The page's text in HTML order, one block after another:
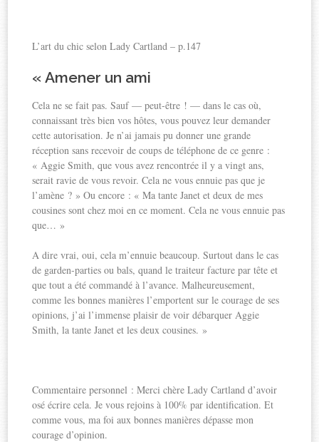
L’art du chic selon Lady Cartland – p.147
«Amener un ami
Cela ne se fait pas. Sauf — peut-être ! — dans le cas où,
connaissant très bien vos hôtes, vous pouvez leur demander
cette autorisation. Je n’ai jamais pu donner une grande
réception sans recevoir de coups de téléphone de ce genre :
« Aggie Smith, que vous avez rencontrée il y a vingt ans,
serait ravie de vous revoir. Cela ne vous ennuie pas que je
l’amène ? » Ou encore : « Ma tante Janet et deux de mes
cousines sont chez moi en ce moment. Cela ne vous ennuie pas
que… »
A dire vrai, oui, cela m’ennuie beaucoup. Surtout dans le cas
de garden-parties ou bals, quand le traiteur facture par tête et
que tout a été commandé à l’avance. Malheureusement,
comme les bonnes manières l’emportent sur le courage de ses
opinions, j’ai l’immense plaisir de voir débarquer Aggie
Smith, la tante Janet et les deux cousines. »
Commentaire personnel : Merci chère Lady Cartland d’avoir
osé écrire cela. Je vous rejoins à 100% par identification. Et
comme vous, ma foi aux bonnes manières dépasse mon
courage d’opinion.